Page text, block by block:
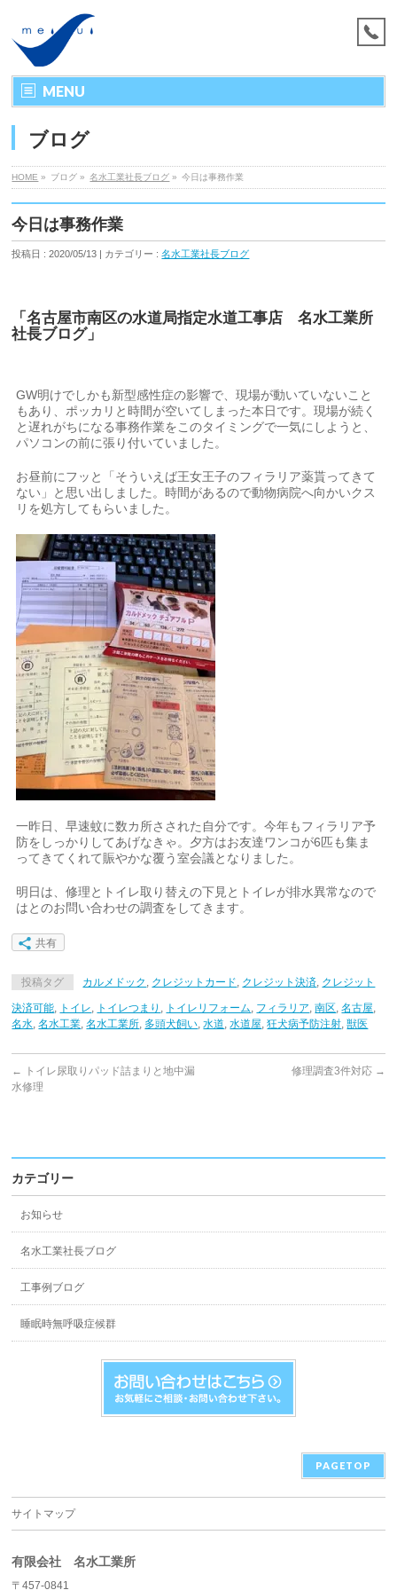
MENU
ブログ
HOME » ブログ » 名水工業社長ブログ » 今日は事務作業
今日は事務作業
投稿日 : 2020/05/13 | カテゴリー :名水工業社長ブログ
「名古屋市南区の水道局指定水道工事店 名水工業所
社長ブログ」
GW明けでしかも新型感性症の影響で、現場が動いていないこと
もあり、ポッカリと時間が空いてしまった本日です。現場が続く
と遅れがちになる事務作業をこのタイミングで一気にしようと、
パソコンの前に張り付いていました。
お昼前にフッと「そういえば王女王子のフィラリア薬貰ってきて
ない」と思い出しました。時間があるので動物病院へ向かいクス
リを処方してもらいました。
一昨日、早速蚊に数カ所さされた自分です。今年もフィラリア予
防をしっかりしてあげなきゃ。夕方はお友達ワンコが6匹も集ま
ってきてくれて賑やかな覆う室会議となりました。
明日は、修理とトイレ取り替えの下見とトイレが排水異常なので
はとのお問い合わせの調査をしてきます。
共有
投稿タグ カルメドック , クレジットカード, クレジット決済, クレジット
決済可能, トイレ, トイレつまり , トイレリフォーム, フィラリア,南区,名古屋,
名水,名水工業,名水工業所, 多頭犬飼い,水道,水道屋,狂犬病予防注射,獣医
←
トイレ尿取りパッド詰まりと地中漏
水修理
修理調査3件対応 →
カテゴリー
お知らせ
名水工業社長ブログ
工事例ブログ
睡眠時無呼吸症候群
PAGETOP
サイトマップ
有限会社 名水工業所
〒457-0841